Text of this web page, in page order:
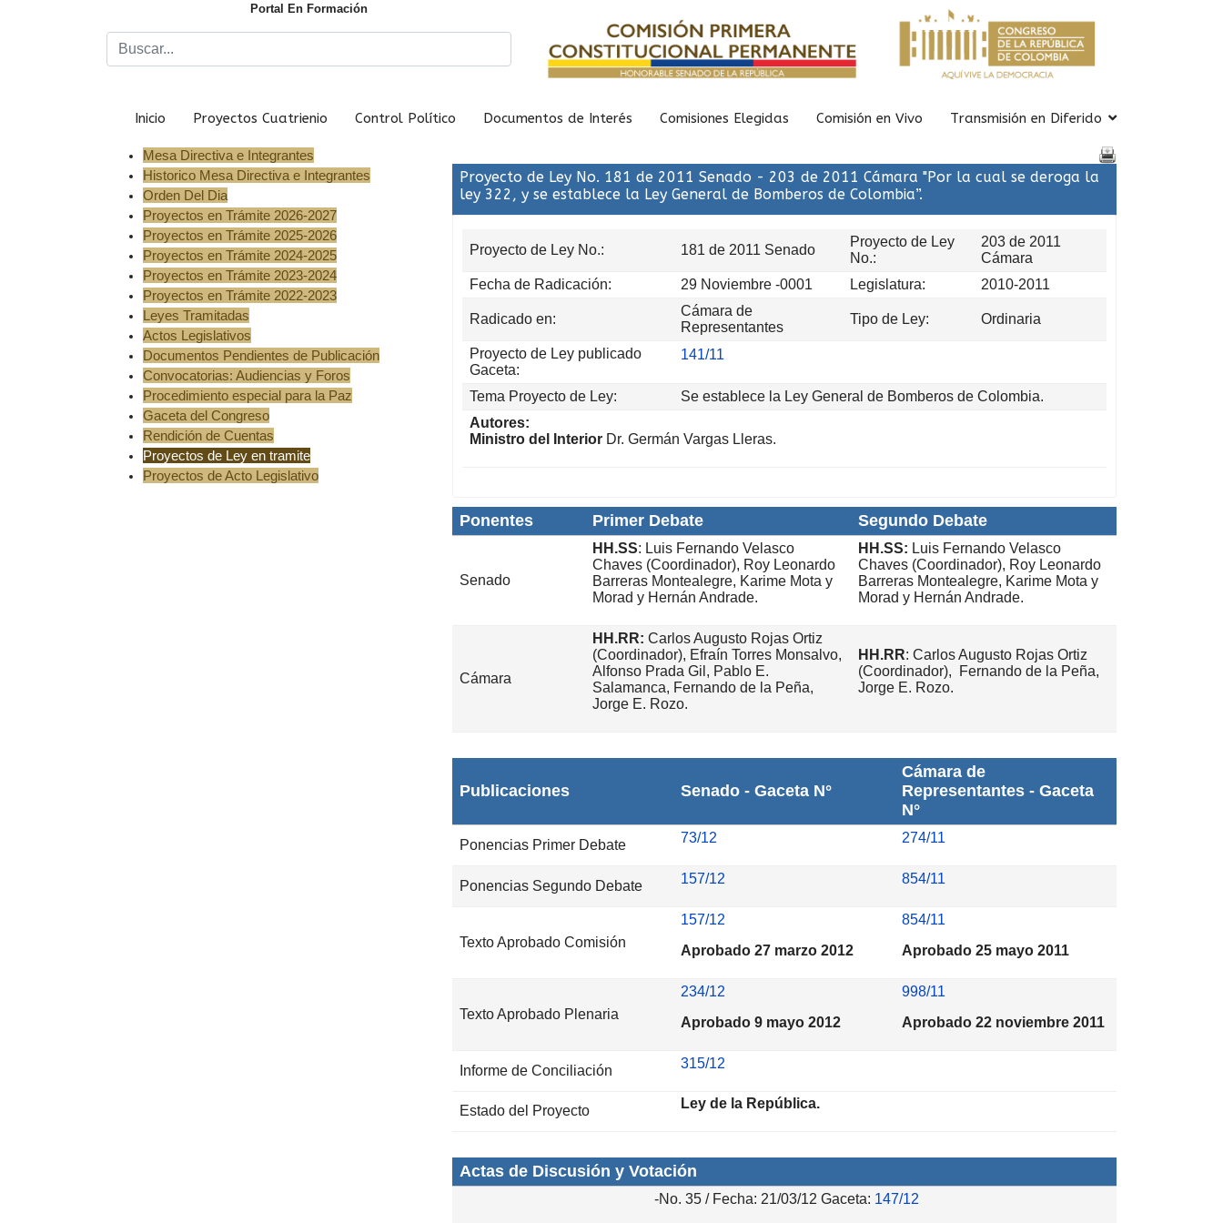
Portal En Formación
Inicio Proyectos Cuatrienio Control Político Documentos de Interés Comisiones Elegidas Comisión en Vivo Transmisión en Diferido
Mesa Directiva e Integrantes
Historico Mesa Directiva e Integrantes
Orden Del Dia
Proyectos en Trámite 2026-2027
Proyectos en Trámite 2025-2026
Proyectos en Trámite 2024-2025
Proyectos en Trámite 2023-2024
Proyectos en Trámite 2022-2023
Leyes Tramitadas
Actos Legislativos
Documentos Pendientes de Publicación
Convocatorias: Audiencias y Foros
Procedimiento especial para la Paz
Gaceta del Congreso
Rendición de Cuentas
Proyectos de Ley en tramite
Proyectos de Acto Legislativo
Proyecto de Ley No. 181 de 2011 Senado - 203 de 2011 Cámara "Por la cual se deroga la
ley 322, y se establece la Ley General de Bomberos de Colombia”.
Proyecto de Ley No.: 181 de 2011 Senado
Proyecto de Ley
No.:
203 de 2011
Cámara
Fecha de Radicación:
29 Noviembre -0001 Legislatura: 2010-2011
Radicado en:
Cámara de
Representantes
Tipo de Ley: Ordinaria
Proyecto de Ley publicado
Gaceta:
141/11
Tema Proyecto de Ley:
Se establece la Ley General de Bomberos de Colombia.
Autores:
Ministro del Interior Dr. Germán Vargas Lleras.
Ponentes Primer Debate Segundo Debate
Senado
HH.SS: Luis Fernando Velasco
Chaves (Coordinador), Roy Leonardo
Barreras Montealegre, Karime Mota y
Morad y Hernán Andrade.
HH.SS: Luis Fernando Velasco
Chaves (Coordinador), Roy Leonardo
Barreras Montealegre, Karime Mota y
Morad y Hernán Andrade.
Cámara
HH.RR: Carlos Augusto Rojas Ortiz
(Coordinador), Efraín Torres Monsalvo,
Alfonso Prada Gil, Pablo E.
Salamanca, Fernando de la Peña,
Jorge E. Rozo.
HH.RR: Carlos Augusto Rojas Ortiz
(Coordinador), Fernando de la Peña,
Jorge E. Rozo.
Publicaciones Senado - Gaceta N°
Cámara de
Representantes - Gaceta
N°
Ponencias Primer Debate 73/12 274/11
Ponencias Segundo Debate 157/12 854/11
Texto Aprobado Comisión
157/12
Aprobado 27 marzo 2012
854/11
Aprobado 25 mayo 2011
Texto Aprobado Plenaria
234/12
Aprobado 9 mayo 2012
998/11
Aprobado 22 noviembre 2011
Informe de Conciliación 315/12
Estado del Proyecto Ley de la República.
Actas de Discusión y Votación
-No. 35 / Fecha: 21/03/12 Gaceta: 147/12